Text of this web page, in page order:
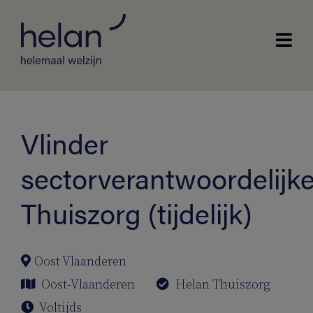
Vlinder
Thuiszorg (tijdelijk)
Oost Vlaanderen
Oost-Vlaanderen
Helan Thuiszorg
Voltijds